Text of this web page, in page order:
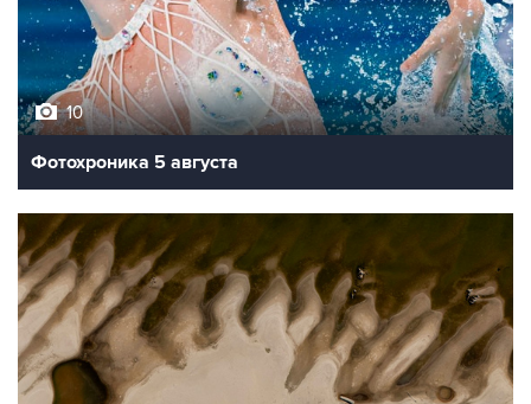
10
Фотохроника 5 августа